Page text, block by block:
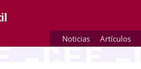
Noticias Artículos